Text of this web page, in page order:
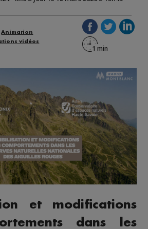
Animation
vidéos
et modifications
dans les